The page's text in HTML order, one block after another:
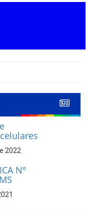
2022
Nº